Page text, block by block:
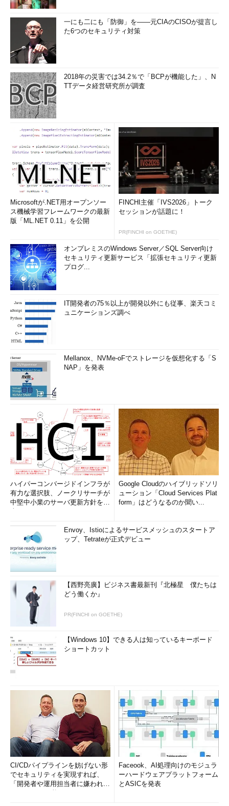
一にも二にも「防御」を――元CIAのCISOが提言し
た6つのセキュリティ対策
2018年の災害では34.2％で「BCPが機能した」、N
TTデータ経営研究所が調査
Microsoftが.NET用オープンソー
ス機械学習フレームワークの最新
版「ML.NET 0.11」を公開
FINCHI主催「IVS2026」トーク
セッションが話題に！
PR(FINCHI on GOETHE)
オンプレミスのWindows Server／SQL Server向け
セキュリティ更新サービス「拡張セキュリティ更新
プログ...
IT開発者の75％以上が開発以外にも従事、楽天コミ
ュニケーションズ調べ
Mellanox、NVMe-oFでストレージを仮想化する「S
NAP」を発表
ハイパーコンバージドインフラが
有力な選択肢、ノークリサーチが
中堅中小業のサーバ更新方針を調
Google Cloudのハイブリッドソリ
ューション「Cloud Services Plat
form」はどうなるのか聞い...
Envoy、Istioによるサービスメッシュのスタートア
ップ、Tetrateが正式デビュー
【西野亮廣】ビジネス書最新刊『北極星 僕たちは
どう働くか』
PR(FINCHI on GOETHE)
【Windows 10】できる人は知っているキーボード
ショートカット
CI/CDパイプラインを妨げない形
でセキュリティを実現すれば、
「開発者や運用担当者に嫌われな
Faceook、AI処理向けのモジュラ
ーハードウェアプラットフォーム
とASICを発表